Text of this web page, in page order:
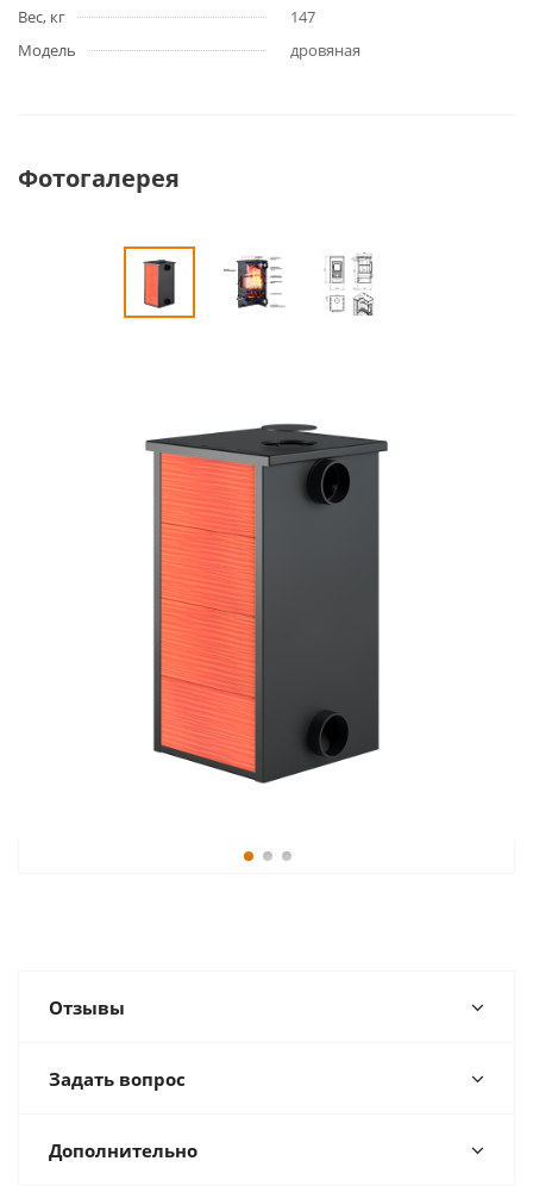
Вес, кг
147
Модель
дровяная
Фотогалерея
Отзывы
Задать вопрос
Дополнительно